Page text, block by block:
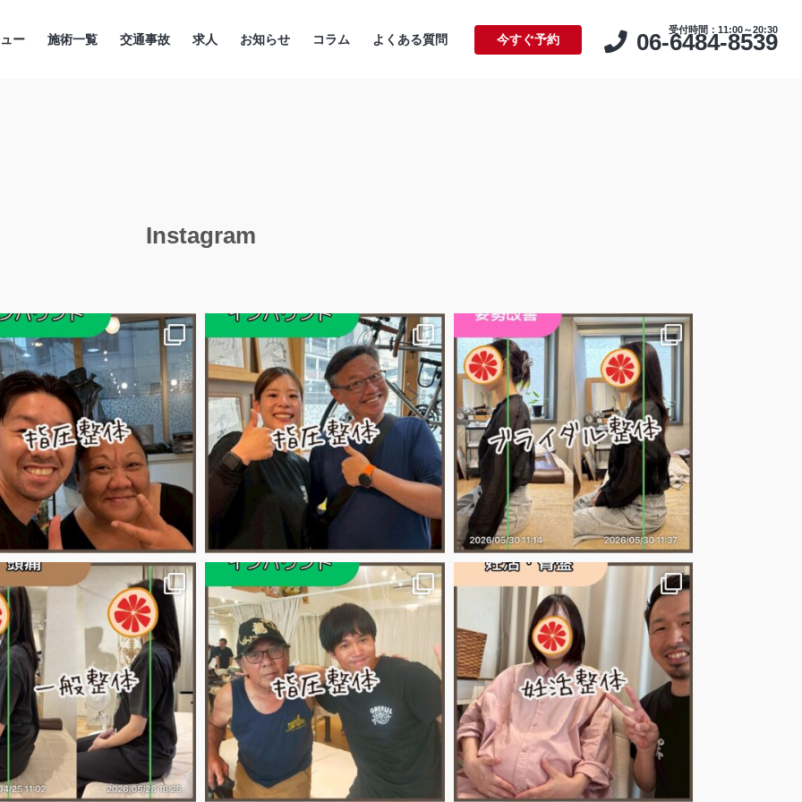
ー 施術一覧 交通事故 求人 お知らせ コラム よくある質問 今すぐ予約
受付時間：11:00～20:30
06-6484-8539
Instagram